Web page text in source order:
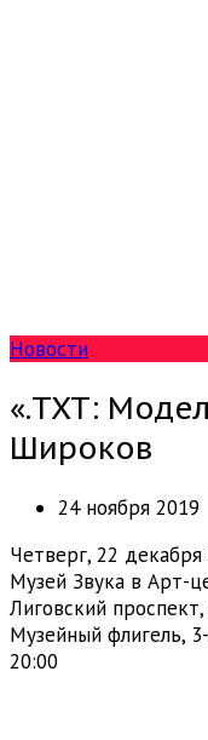
Новости
«.TXT:
Широков
24 ноября 2019
Четверг, 22 декабря
Музей Звука в Арт-
Лиговский проспект,
Музейный флигель,
20:00